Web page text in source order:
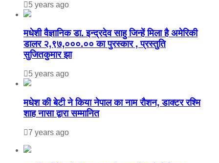
5 years ago
मधेशी वैज्ञानिक डा. इन्द्रदेव साहु जिन्हें मिला है अमेरिकी
डालर २,९७,०००.०० का पुरस्कार , प्रस्तुति
सुजितकुमार झा
5 years ago
मधेश की बेटी ने किया नेपाल का नाम राैशन, डाक्टर रश्मि
शाह नासा द्वारा सम्मानित
7 years ago